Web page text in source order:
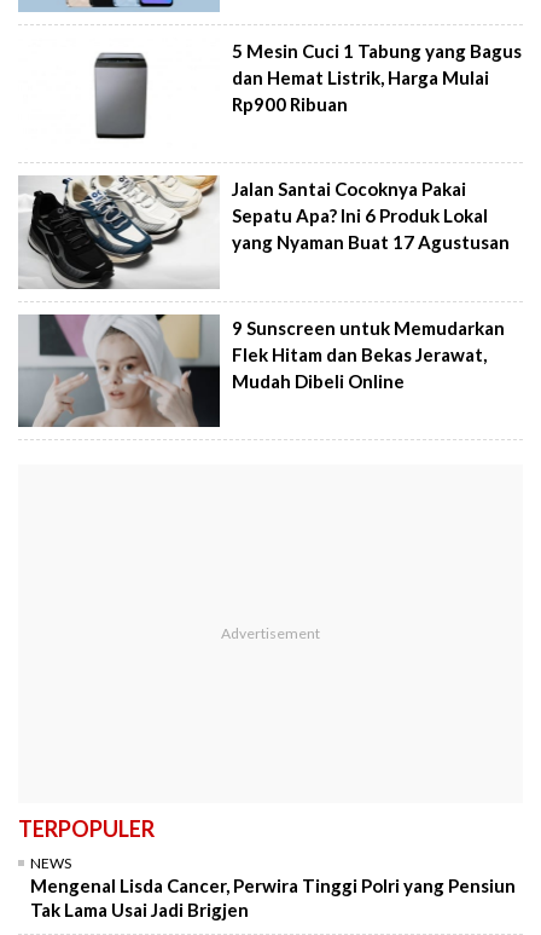
5 Mesin Cuci 1 Tabung yang Bagus
dan Hemat Listrik, Harga Mulai
Rp900 Ribuan
Jalan Santai Cocoknya Pakai
Sepatu Apa? Ini 6 Produk Lokal
yang Nyaman Buat 17 Agustusan
9 Sunscreen untuk Memudarkan
Flek Hitam dan Bekas Jerawat,
Mudah Dibeli Online
TERPOPULER
NEWS
Mengenal Lisda Cancer, Perwira Tinggi Polri yang Pensiun
Tak Lama Usai Jadi Brigjen